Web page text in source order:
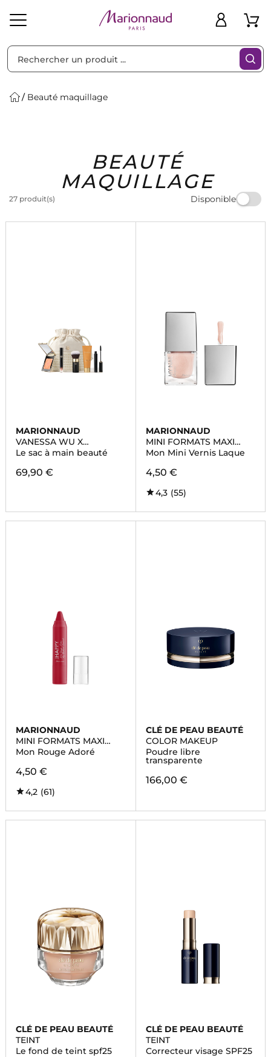
Homme Marques Idées
Cadeaux
Beauté maquillage
BEAUTÉ
MAQUILLAGE
27 produit(s) Disponible
Filtres
MARIONNAUD
VANESSA WU X
MARIONNAUD
Le sac à main beauté
69,90 €
MARIONNAUD
MINI FORMATS MAXI
BEAUTE
Mon Mini Vernis Laque
4,50 €
4,3 (55)
MARIONNAUD
MINI FORMATS MAXI
BEAUTE
Mon Rouge Adoré
4,50 €
4,2 (61)
CLÉ DE PEAU BEAUTÉ
COLOR MAKEUP
Poudre libre
transparente
166,00 €
CLÉ DE PEAU BEAUTÉ
TEINT
Le fond de teint spf25
CLÉ DE PEAU BEAUTÉ
TEINT
Correcteur visage SPF25